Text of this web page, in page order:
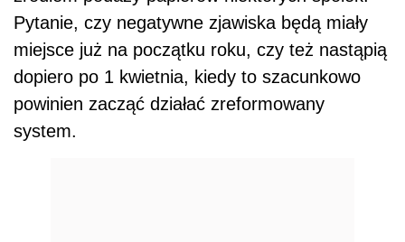
Pytanie, czy negatywne zjawiska będą miały
miejsce już na początku roku, czy też nastąpią
dopiero po 1 kwietnia, kiedy to szacunkowo
powinien zacząć działać zreformowany
system.